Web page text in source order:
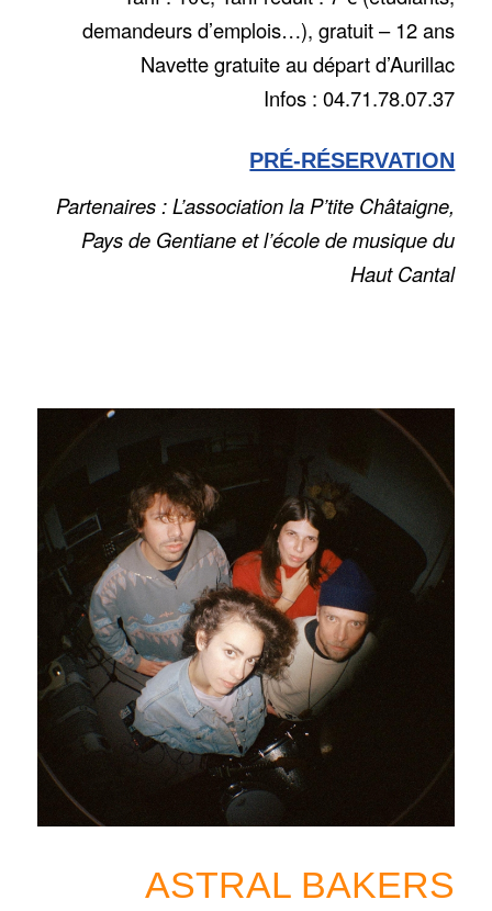
demandeurs d’emplois…), gratuit – 12 ans
Navette gratuite au départ d’Aurillac
Infos : 04.71.78.07.37
PRÉ-RÉSERVATION
Partenaires : L’association la P’tite Châtaigne,
Pays de Gentiane et l’école de musique du
Haut Cantal
ASTRAL BAKERS